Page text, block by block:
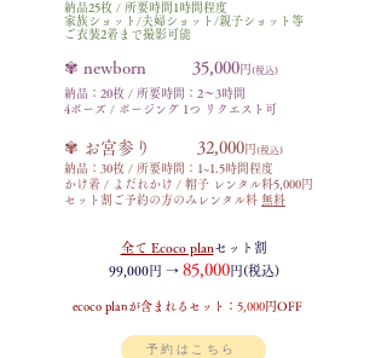
納品25枚 / 所要時間1時間程度
家族ショット/夫婦ショット/親子ショット等
ご衣装2着まで撮影可能
✾ newborn 35,000 円​(税込)
納品：20枚 / 所要時間：2〜3時間
4ポーズ / ポージング 1つ リクエスト可
✾ お宮参り 32,000 円​(税込)
納品：30枚 / 所要時間：1~1.5時間程度
かけ着 / よだれかけ / 帽子 レンタル料5,000円
セット割ご予約の方のみレンタル料 無料
ecoco planが含まれるセット： 5,000 円OFF
全て Ecoco planセット割
99,000円 → 85,000円(税込)
予約はこちら